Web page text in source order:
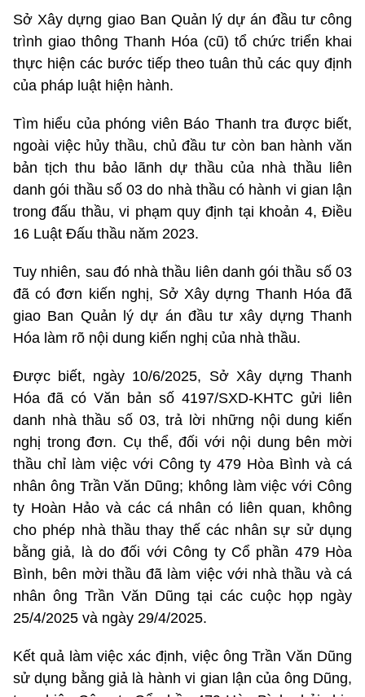
Sở Xây dựng giao Ban Quản lý dự án đầu tư công
trình giao thông Thanh Hóa (cũ) tổ chức triển khai
thực hiện các bước tiếp theo tuân thủ các quy định
của pháp luật hiện hành.
Tìm hiểu của phóng viên Báo Thanh tra được biết,
ngoài việc hủy thầu, chủ đầu tư còn ban hành văn
bản tịch thu bảo lãnh dự thầu của nhà thầu liên
danh gói thầu số 03 do nhà thầu có hành vi gian lận
trong đấu thầu, vi phạm quy định tại khoản 4, Điều
16 Luật Đấu thầu năm 2023.
Tuy nhiên, sau đó nhà thầu liên danh gói thầu số 03
đã có đơn kiến nghị, Sở Xây dựng Thanh Hóa đã
giao Ban Quản lý dự án đầu tư xây dựng Thanh
Hóa làm rõ nội dung kiến nghị của nhà thầu.
Được biết, ngày 10/6/2025, Sở Xây dựng Thanh
Hóa đã có Văn bản số 4197/SXD-KHTC gửi liên
danh nhà thầu số 03, trả lời những nội dung kiến
nghị trong đơn. Cụ thể, đối với nội dung bên mời
thầu chỉ làm việc với Công ty 479 Hòa Bình và cá
nhân ông Trần Văn Dũng; không làm việc với Công
ty Hoàn Hảo và các cá nhân có liên quan, không
cho phép nhà thầu thay thế các nhân sự sử dụng
bằng giả, là do đối với Công ty Cổ phần 479 Hòa
Bình, bên mời thầu đã làm việc với nhà thầu và cá
nhân ông Trần Văn Dũng tại các cuộc họp ngày
25/4/2025 và ngày 29/4/2025.
Kết quả làm việc xác định, việc ông Trần Văn Dũng
sử dụng bằng giả là hành vi gian lận của ông Dũng,